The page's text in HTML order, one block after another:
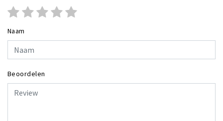
Naam
Beoordelen